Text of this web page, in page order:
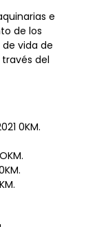
e
de los
vida de
del
0KM.